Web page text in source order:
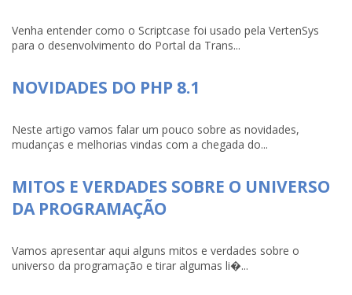
Venha entender como o Scriptcase foi usado pela VertenSys
para o desenvolvimento do Portal da Trans...
NOVIDADES DO PHP 8.1
Neste artigo vamos falar um pouco sobre as novidades,
mudanças e melhorias vindas com a chegada do...
MITOS E VERDADES SOBRE O UNIVERSO
DA PROGRAMAÇÃO
Vamos apresentar aqui alguns mitos e verdades sobre o
universo da programação e tirar algumas li�...